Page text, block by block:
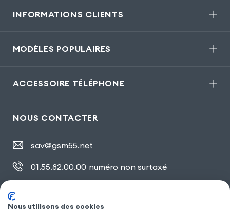
INFORMATIONS CLIENTS
MODÈLES POPULAIRES
ACCESSOIRE TÉLÉPHONE
NOUS CONTACTER
sav@gsm55.net
01.55.82.00.00 numéro non surtaxé
Nous utilisons des cookies